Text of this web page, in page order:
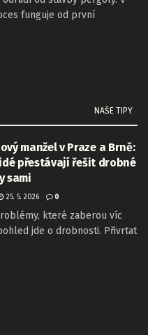
funguje od první
NAŠE TIPY
manžel v Praze a Brně:
přestávají řešit drobné
sami
25. 5. 2026 0
které zaberou víc
jde o drobnosti. Přivrtat